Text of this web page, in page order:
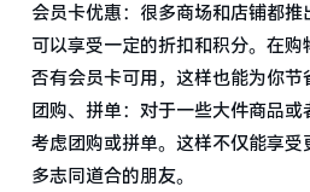
会员卡优惠：很多商场和店铺都
可以享受一定的折扣和积分。在
否有会员卡可用，这样也能为你节
团购、拼单：对于一些大件商品
考虑团购或拼单。这样不仅能享
多志同道合的朋友。